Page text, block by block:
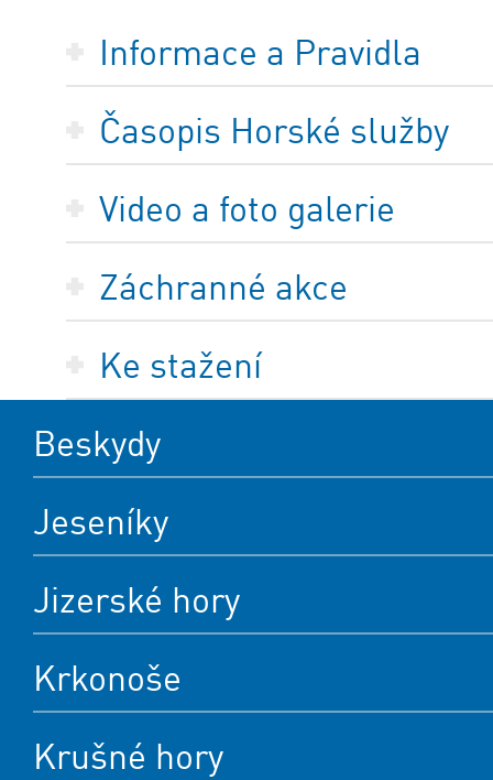
Informace a Pravidla
Časopis Horské služby
Video a foto galerie
Záchranné akce
Ke stažení
Beskydy
Jeseníky
Jizerské hory
Krkonoše
Krušné hory